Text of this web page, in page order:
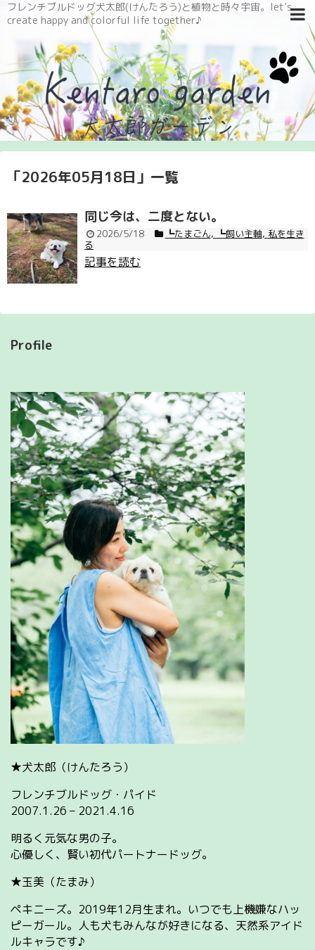
フレンチブルドッグ犬太郎(けんたろう)と植物と時々宇宙。let’s
create happy and colorful life together♪
「2026年05月18日 」 一覧
同じ今は、二度とない。
2026/5/18 ┗たまごん, ┗飼い主軸, 私を生き
る
記事を読む
Profile
★犬太郎（けんたろう）
フレンチブルドッグ・パイド
2007.1.26 – 2021.4.16
明るく元気な男の子。
心優しく、賢い初代パートナードッグ。
★玉美（たまみ）
ペキニーズ。2019年12月生まれ。いつでも上機嫌なハッ
ピーガール。人も犬もみんなが好きになる、天然系アイド
ルキャラです♪